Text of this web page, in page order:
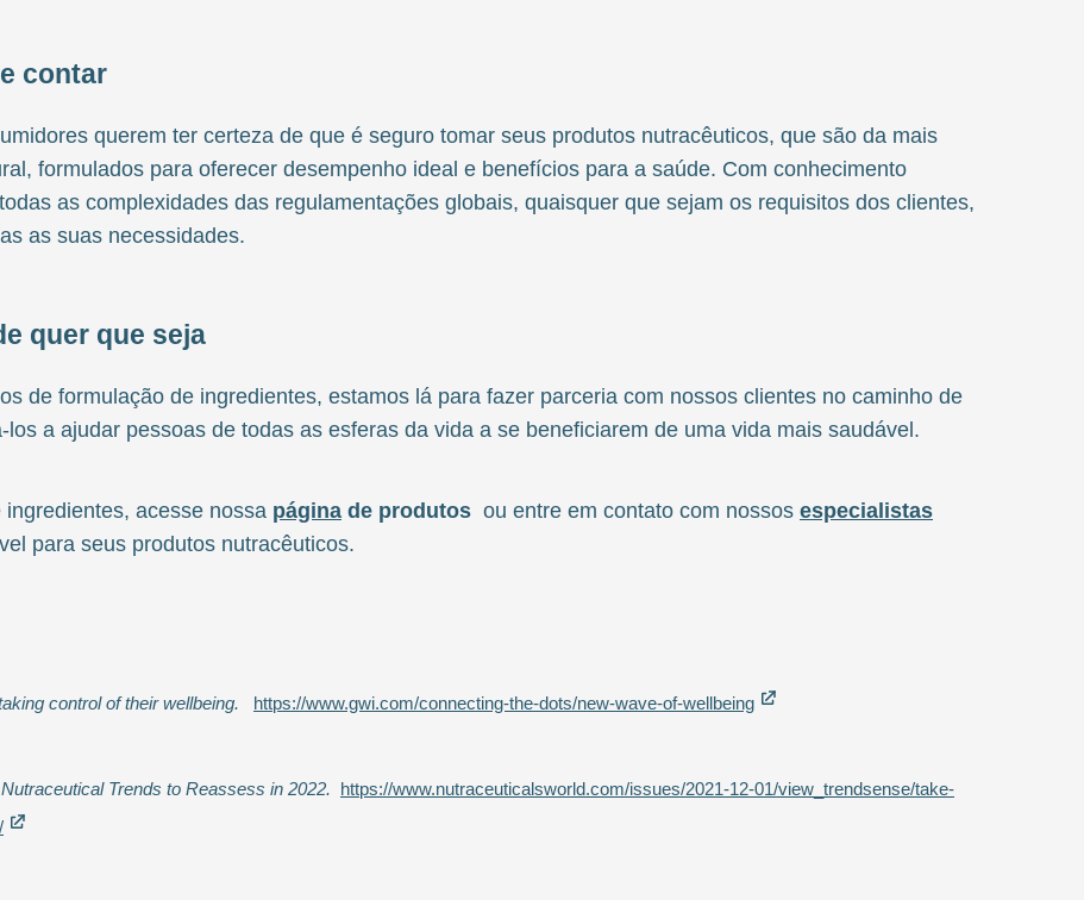
contar
querem ter certeza de que é seguro tomar seus produtos nutracêuticos, que são da mais
formulados para oferecer desempenho ideal e benefícios para a saúde. Com conhecimento
as complexidades das regulamentações globais, quaisquer que sejam os requisitos dos clientes,
as suas necessidades.
quer que seja
de formulação de ingredientes, estamos lá para fazer parceria com nossos clientes no caminho de
a ajudar pessoas de todas as esferas da vida a se beneficiarem de uma vida mais saudável.
acesse nossa página de produtos ou entre em contato com nossos especialistas
para seus produtos nutracêuticos.
control of their wellbeing. https://www.gwi.com/connecting-the-dots/new-wave-of-wellbeing
Trends to Reassess in 2022. https://www.nutraceuticalsworld.com/issues/2021-12-01/view_trendsense/take-